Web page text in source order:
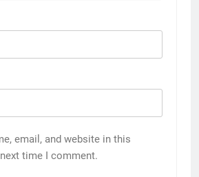
email, and website in this
time I comment.